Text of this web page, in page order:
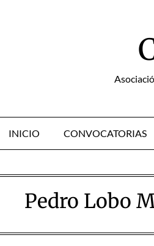
INICIO CONVOCATORIAS
Pedro Lobo